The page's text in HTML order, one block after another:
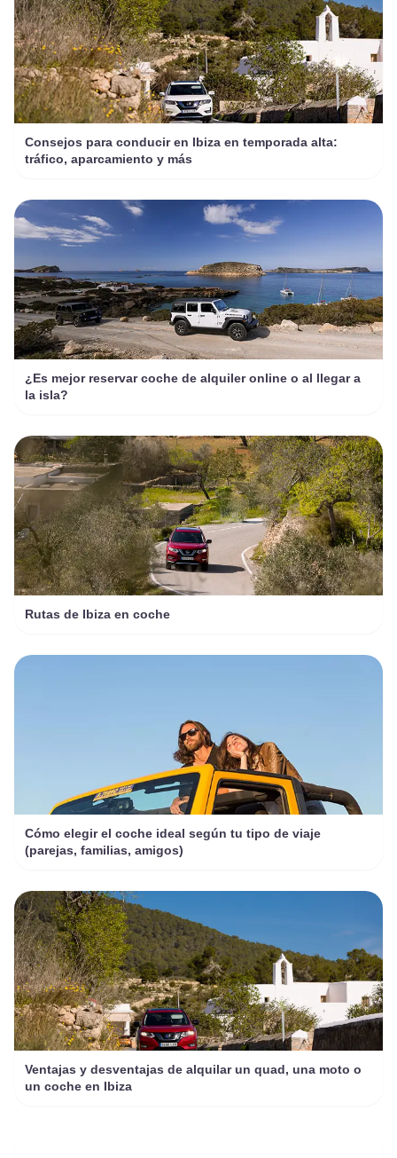
Consejos para conducir en Ibiza en temporada alta:
tráfico, aparcamiento y más
¿Es mejor reservar coche de alquiler online o al llegar a
la isla?
Rutas de Ibiza en coche
Cómo elegir el coche ideal según tu tipo de viaje
(parejas, familias, amigos)
Ventajas y desventajas de alquilar un quad, una moto o
un coche en Ibiza